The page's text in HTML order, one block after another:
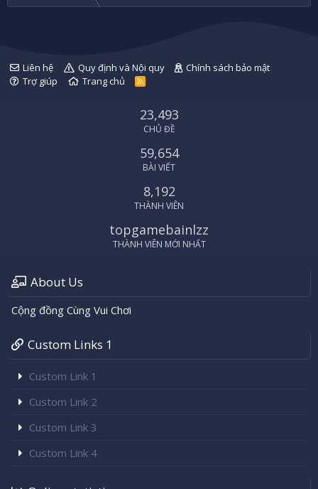
Liên hệ Quy định và Nội quy
Chính sách bảo mật
Trợ giúp
Trang chủ
R
23,493
CHỦ ĐỀ
59,654
BÀI VIẾT
8,192
THÀNH VIÊN
topgamebainlzz
THÀNH VIÊN MỚI NHẤT
About Us
Cộng đồng Cùng Vui Chơi
Custom Links 1
Custom Link 1
Custom Link 2
Custom Link 3
Custom Link 4